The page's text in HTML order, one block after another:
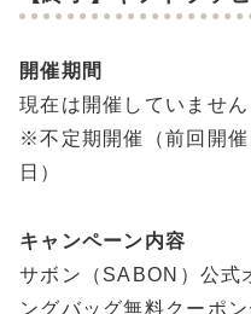
開催期間
現在は開催していません
※不定期開催（前回開
日）
キャンペーン内容
サボン（SABON）公式
ングバッグ無料クーポ